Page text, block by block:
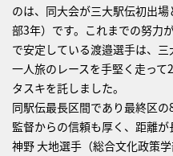
のは、同大会が三大駅伝初出
部3年）です。これまでの努力
で安定している渡邉選手は、三
一人旅のレースを手堅く走っ
タスキを託しました。
同駅伝最長区間であり最終区
監督からの信頼も厚く、距離
神野 大地選手（総合文化政策